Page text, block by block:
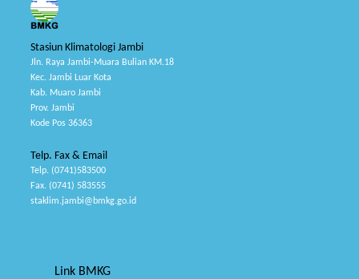
Stasiun Klimatologi Jambi
Jln. Raya Jambi-Muara Bulian KM.18
Kec. Jambi Luar Kota
Kab. Muaro Jambi
Prov. Jambi
Kode Pos 36363
Telp. Fax & Email
Telp. (0741)583500
Fax. (0741) 583555
staklim.jambi@bmkg.go.id
Link BMKG